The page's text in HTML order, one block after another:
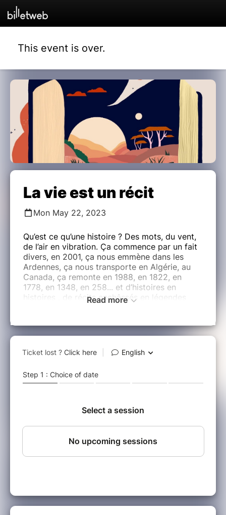
This event is over.
La vie est un récit
Mon May 22, 2023
Qu’est ce qu’une histoire ? Des mots, du vent,
de l’air en vibration. Ça commence par un fait
divers, en 2001, ça nous emmène dans les
Ardennes, ça nous transporte en Algérie, au
Canada, ça remonte en 1988, en 1822, en
1778, en 1348, en 258... et d’histoires en
histoires , de récits enchâssés en légendes
Une pièce d'Anaïs LE GALL.
Avec : Adam BENCHAIEB ; Lilian BRAUD ;
; Margaux DEKONINK ; Alice DUPRAT ROBINI ;
JOULIN ; Maora LECOANET ; Yohann PRIGENT
Le Cours Clément, cours de théâtre pour tous
Paris et cours d'essai gratuit à la rentrée !
Cours Clément
Read more